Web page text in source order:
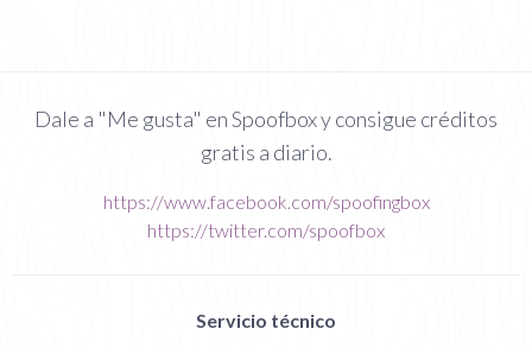
Dale a "Me gusta" en Spoofbox y consigue créditos
gratis a diario.
https://www.facebook.com/spoofingbox
https://twitter.com/spoofbox
Servicio técnico